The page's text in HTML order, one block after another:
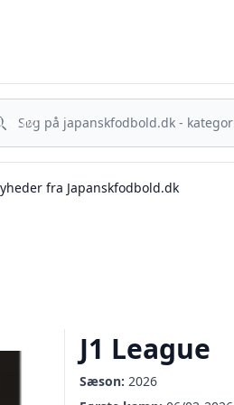
nu
fra Japanskfodbold.dk
J1 League
Sæson: 2026